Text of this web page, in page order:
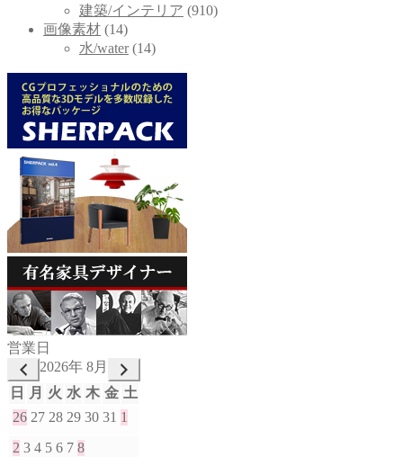
建築/インテリア (910)
画像素材 (14)
水/water (14)
営業日
2026年 8月
日
月 火 水 木 金 土
26 27 28 29 30 31 1
2 3 4 5 6 7 8